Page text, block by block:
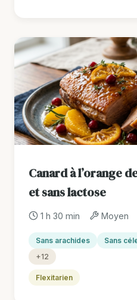
Canard à l’orange
et sans lactose
1 h 30 min Moyen
Sans arachides Sans
+12
Flexitarien